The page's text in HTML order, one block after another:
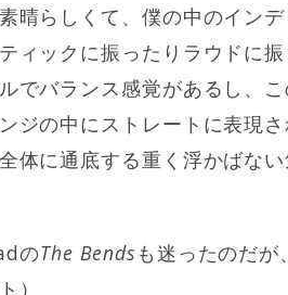
晴らしくて、僕の中のイン
ィックに振ったりラウドに
でバランス感覚があるし、
ジの中にストレートに表現さ
体に通底する重く浮かばない
のThe Bends も迷ったのだ
）